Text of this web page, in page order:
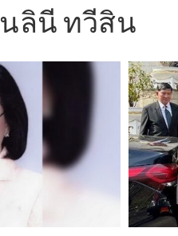
นลินี ทวีสิน